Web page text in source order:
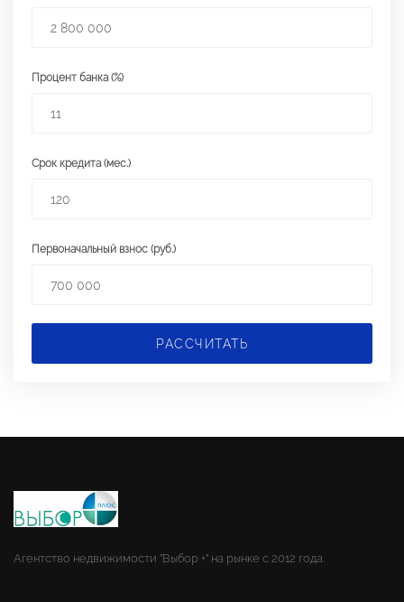
Процент банка (%)
Срок кредита (мес.)
Первоначальный взнос (руб.)
РАССЧИТАТЬ
Агентство недвижимости "Выбор +" на рынке с 2012 года.